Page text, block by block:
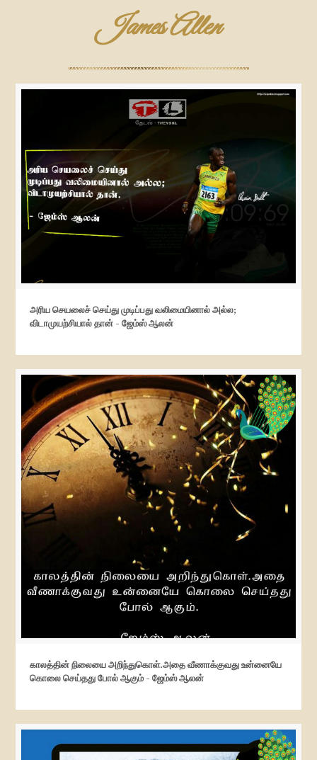
James Allen
அரிய செயலைச் செய்து முடிப்பது வலிமையினால் அல்ல;
விடாமுயற்சியால் தான் - ஜேம்ஸ் ஆலன்
காலத்தின் நிலையை அறிந்துகொள்.அதை வீணாக்குவது உன்னையே
கொலை செய்தது போல் ஆகும் - ஜேம்ஸ் ஆலன்